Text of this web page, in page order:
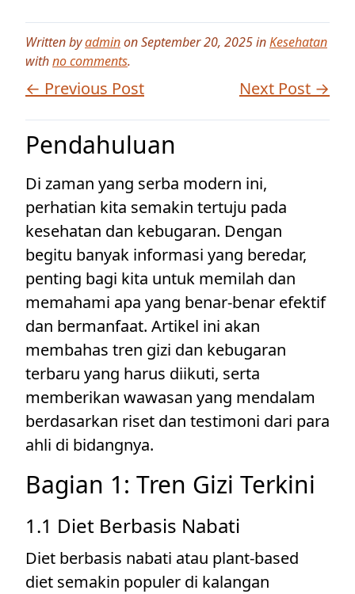
Written byadminon September 20, 2025 inKesehatan
withno comments.
← Previous Post Next Post →
Pendahuluan
Di zaman yang serba modern ini,
perhatian kita semakin tertuju pada
kesehatan dan kebugaran. Dengan
begitu banyak informasi yang beredar,
penting bagi kita untuk memilah dan
memahami apa yang benar-benar efektif
dan bermanfaat. Artikel ini akan
membahas tren gizi dan kebugaran
terbaru yang harus diikuti, serta
memberikan wawasan yang mendalam
berdasarkan riset dan testimoni dari para
ahli di bidangnya.
Bagian 1: Tren Gizi Terkini
1.1 Diet Berbasis Nabati
Diet berbasis nabati atau plant-based
diet semakin populer di kalangan